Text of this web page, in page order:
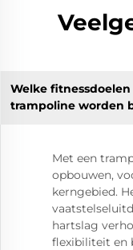
Welke
trampoline worden
Met een
opbouwen,
kerngebied.
hartslag
flexibiliteit en